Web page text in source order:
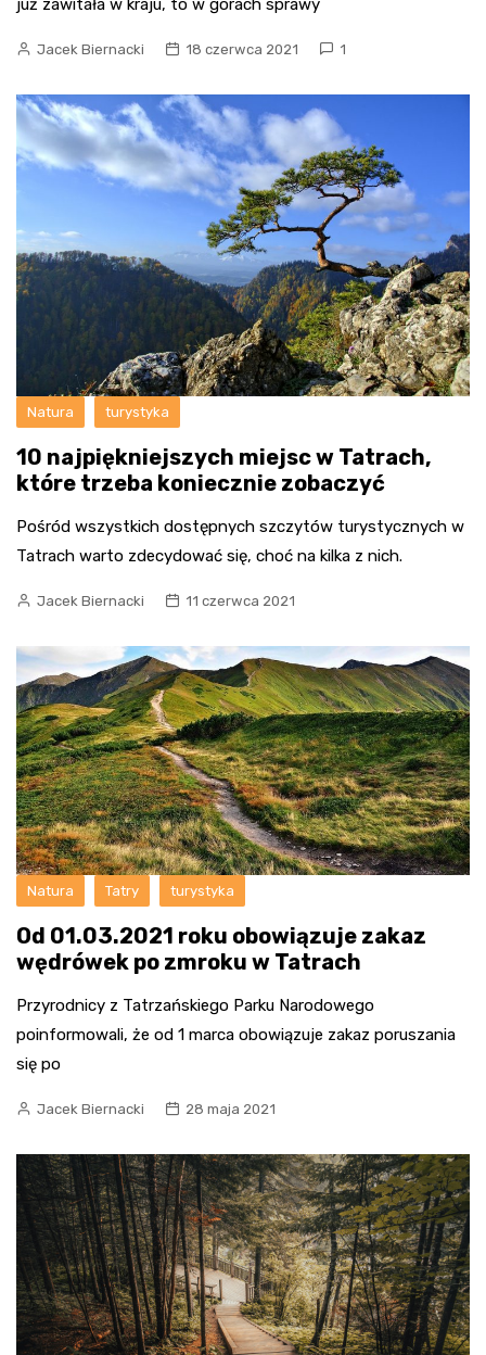
już zawitała w kraju, to w górach sprawy
Jacek Biernacki 18 czerwca 2021 1
Natura turystyka
10 najpiękniejszych miejsc w Tatrach,
które trzeba koniecznie zobaczyć
Pośród wszystkich dostępnych szczytów turystycznych w
Tatrach warto zdecydować się, choć na kilka z nich.
Jacek Biernacki 11 czerwca 2021
Natura Tatry turystyka
Od 01.03.2021 roku obowiązuje zakaz
wędrówek po zmroku w Tatrach
Przyrodnicy z Tatrzańskiego Parku Narodowego
poinformowali, że od 1 marca obowiązuje zakaz poruszania
się po
Jacek Biernacki 28 maja 2021